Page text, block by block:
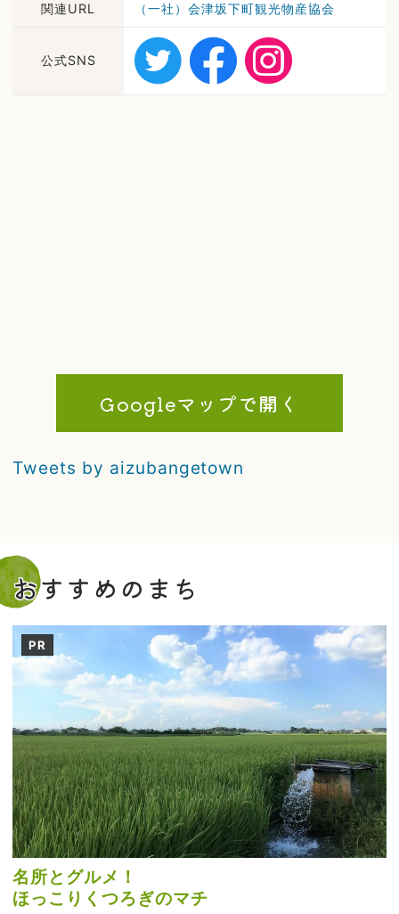
関連URL （一社）会津坂下町観光物産協会
公式SNS
Googleマップで開く
Tweets by aizubangetown
おすすめのまち
PR
名所とグルメ！
ほっこりくつろぎのマチ